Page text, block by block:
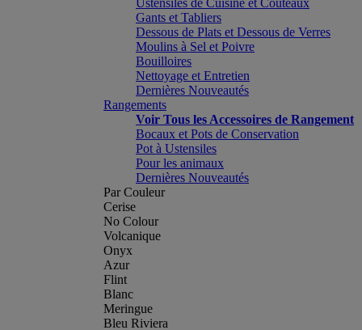
Ustensiles de Cuisine et Couteaux
Gants et Tabliers
Dessous de Plats et Dessous de Verres
Moulins à Sel et Poivre
Bouilloires
Nettoyage et Entretien
Dernières Nouveautés
Rangements
Voir Tous les Accessoires de Rangement
Bocaux et Pots de Conservation
Pot à Ustensiles
Pour les animaux
Dernières Nouveautés
Par Couleur
Cerise
No Colour
Volcanique
Onyx
Azur
Flint
Blanc
Meringue
Bleu Riviera